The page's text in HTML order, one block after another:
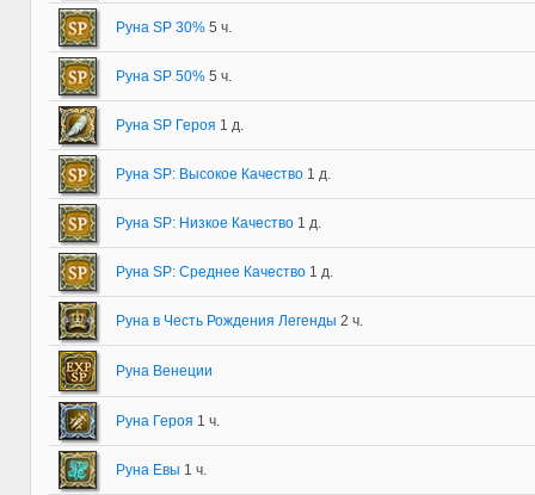
Руна SP 30% 5 ч.
Руна SP 50% 5 ч.
Руна SP Героя 1 д.
Руна SP: Высокое Качество 1 д.
Руна SP: Низкое Качество 1 д.
Руна SP: Среднее Качество 1 д.
Руна в Честь Рождения Легенды 2 ч.
Руна Венеции
Руна Героя 1 ч.
Руна Евы 1 ч.